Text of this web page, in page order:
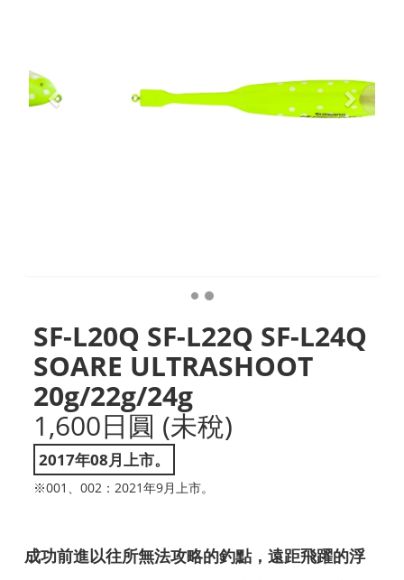
SF-L20Q SF-L22Q SF-L24Q
SOARE ULTRASHOOT
20g/22g/24g
1,600日圓 (未稅)
2017年08月上市。
※001、002：2021年9月上市。
成功前進以往所無法攻略的釣點，遠距飛躍的浮